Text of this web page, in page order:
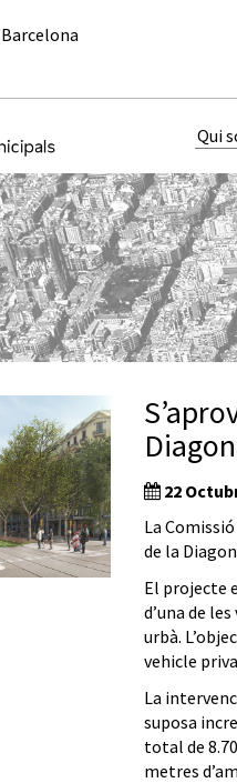
Qui
22
La
de la
El projecte
d’una de
urbà.
vehicle
La
suposa
total de
metres